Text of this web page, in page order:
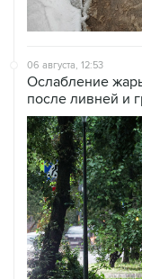
06 августа, 12:53
Ослабление
после ливней и